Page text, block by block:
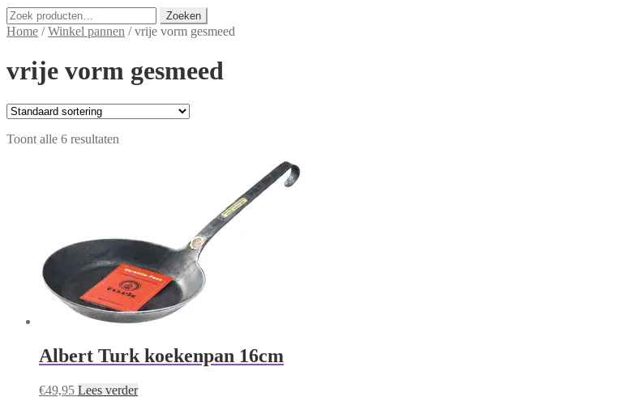
Zoeken
naar:
Zoeken
Home /Winkel pannen /vrije vorm gesmeed
vrije vorm gesmeed
Toont alle 6 resultaten
Albert Turk koekenpan 16cm
€49,95 Lees verder